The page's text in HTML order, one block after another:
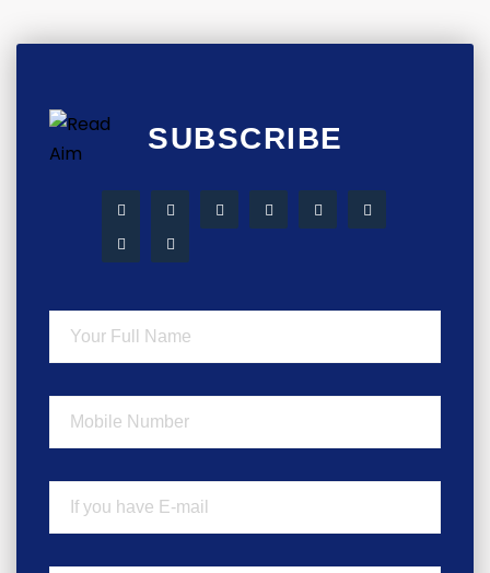
SUBSCRIBE